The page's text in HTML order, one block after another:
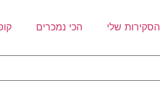
הסקירות שלי הכי נמכרים